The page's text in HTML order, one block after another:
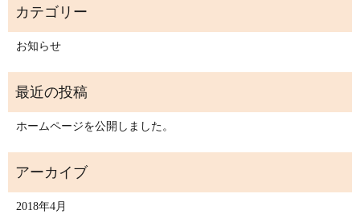
お知らせ
ホームページを公開しました。
2018年4月